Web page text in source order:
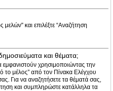
και επιλέξτε “Αναζήτηση
και θέματα;
χρησιμοποιώντας την
το μέλος” από τον Πίνακα Ελέγχου
Για να αναζητήσετε τα θέματά σας,
και συμπληρώστε κατάλληλα τα